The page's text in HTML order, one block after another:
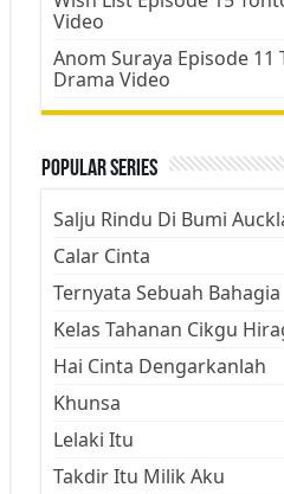
Video
Anom Suraya Episode 11
Drama Video
Popular Series
Salju Rindu Di Bumi
Calar Cinta
Ternyata Sebuah Bahagia
Kelas Tahanan Cikgu
Hai Cinta Dengarkanlah
Khunsa
Lelaki Itu
Takdir Itu Milik Aku